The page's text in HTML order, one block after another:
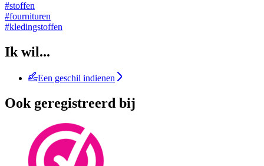
#stoffen
#fournituren
#kledingstoffen
Ik wil...
Een geschil indienen
Ook geregistreerd bij